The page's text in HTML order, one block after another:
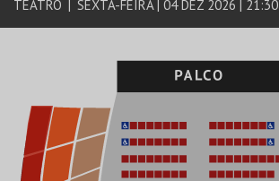
DESPORTO & AVENTURA
TEATRO | SEXTA-FEIRA | 04 DEZ 2026 | 21:30